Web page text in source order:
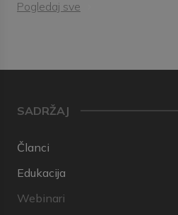
Pogledaj sve
SADRŽAJ
Članci
Edukacija
Webinari